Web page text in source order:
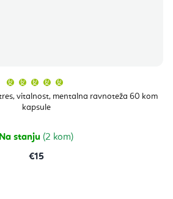
vitalnost, mentalna ravnoteža 60 kom
kapsule
proizvoda
je
zvjezdica.
Na stanju (2 kom)
€15